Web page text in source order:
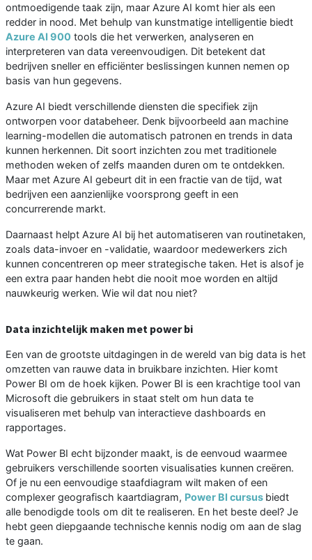
ontmoedigende taak zijn, maar Azure AI komt hier als een
redder in nood. Met behulp van kunstmatige intelligentie biedt
Azure AI 900 tools die het verwerken, analyseren en
interpreteren van data vereenvoudigen. Dit betekent dat
bedrijven sneller en efficiënter beslissingen kunnen nemen op
basis van hun gegevens.
Azure AI biedt verschillende diensten die specifiek zijn
ontworpen voor databeheer. Denk bijvoorbeeld aan machine
learning-modellen die automatisch patronen en trends in data
kunnen herkennen. Dit soort inzichten zou met traditionele
methoden weken of zelfs maanden duren om te ontdekken.
Maar met Azure AI gebeurt dit in een fractie van de tijd, wat
bedrijven een aanzienlijke voorsprong geeft in een
concurrerende markt.
Daarnaast helpt Azure AI bij het automatiseren van routinetaken,
zoals data-invoer en -validatie, waardoor medewerkers zich
kunnen concentreren op meer strategische taken. Het is alsof je
een extra paar handen hebt die nooit moe worden en altijd
nauwkeurig werken. Wie wil dat nou niet?
Data inzichtelijk maken met power bi
Een van de grootste uitdagingen in de wereld van big data is het
omzetten van rauwe data in bruikbare inzichten. Hier komt
Power BI om de hoek kijken. Power BI is een krachtige tool van
Microsoft die gebruikers in staat stelt om hun data te
visualiseren met behulp van interactieve dashboards en
rapportages.
Wat Power BI echt bijzonder maakt, is de eenvoud waarmee
gebruikers verschillende soorten visualisaties kunnen creëren.
Of je nu een eenvoudige staafdiagram wilt maken of een
complexer geografisch kaartdiagram, Power BI cursus biedt
alle benodigde tools om dit te realiseren. En het beste deel? Je
hebt geen diepgaande technische kennis nodig om aan de slag
te gaan.